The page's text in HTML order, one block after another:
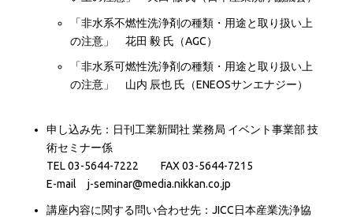
「非水系不燃性洗浄剤の種類・用途と取り扱い上
の注意」 花田 毅 氏（AGC）
「非水系可燃性洗浄剤の種類・用途と取り扱い上
の注意」 山内 辰也 氏（ENEOSサンエナジー）
申し込み先：日刊工業新聞社 業務局 イベント事業部 技
術セミナー係
TEL 03-5644-7222 FAX 03-5644-7215
E-mail j-seminar@media.nikkan.co.jp
講座内容に関する問い合わせ先：JICC日本産業洗浄協